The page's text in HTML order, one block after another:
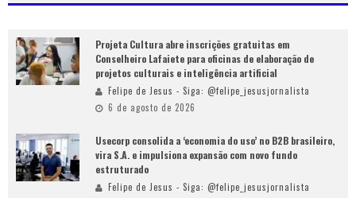
Projeta Cultura abre inscrições gratuitas em
Conselheiro Lafaiete para oficinas de elaboração de
projetos culturais e inteligência artificial
Felipe de Jesus - Siga: @felipe_jesusjornalista
6 de agosto de 2026
Usecorp consolida a ‘economia do uso’ no B2B brasileiro,
vira S.A. e impulsiona expansão com novo fundo
estruturado
Felipe de Jesus - Siga: @felipe_jesusjornalista